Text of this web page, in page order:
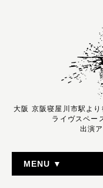
大阪 京阪寝屋川市駅よ
ライヴスペー
出演
MENU ▼